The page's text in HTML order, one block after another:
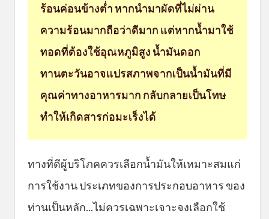
ร้อนค่อนข้างต่ำ หากนำมาผัดที่ไม่ผ่าน
ความร้อนมากถือว่าดีมาก แต่หากน้ำมาใช้
ทอดที่ต้องใช้อุณหภูมิสูง น้ำมันดอก
ทานตะวันอาจแปรสภาพจากเป็นน้ำมันที่มี
คุณค่าทางอาหารมาก กลับกลายเป็นโทษ
ทำให้เกิดสารก่อมะเร็งได้
ทางที่ดีผู้บริโภคควรเลือกน้ำมันให้เหมาะสมแก่
การใช้งาน ประเภทของการประกอบอาหาร ของ
ท่านเป็นหลัก...ไม่ควรเฉพาะเจาะจงเลือกใช้